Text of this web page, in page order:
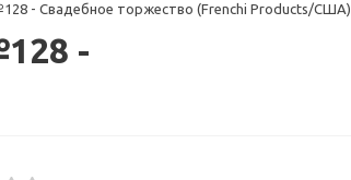
- Свадебное торжество (Frenchi Products/США)
-